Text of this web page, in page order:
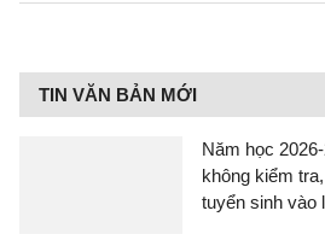
TIN VĂN BẢN MỚI
Năm học
không kiểm
tuyển sinh vào